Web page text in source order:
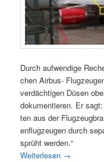
Durch auf­wen­di­ge
chen Air­bus-
ver­däch­ti­gen Düsen
doku­men­tie­ren. Er
ten aus der
en­flug­zeu­gen durch
sprüht werden.“
Wei­ter­le­sen →